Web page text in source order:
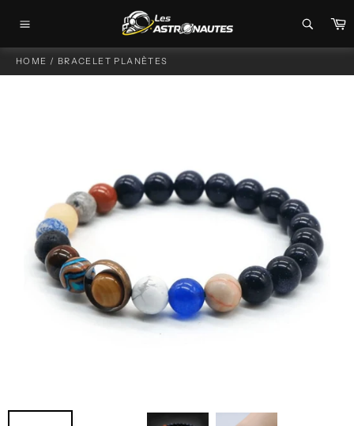
contenu
HOME / BRACELET PLANÈTES